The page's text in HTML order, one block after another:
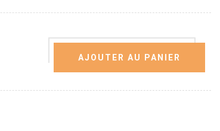
AJOUTER AU PANIER